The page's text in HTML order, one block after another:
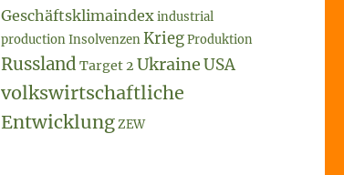
Geschäftsklimaindexindustrial
productionInsolvenzenKriegProduktion
Russland Target 2 UkraineUSA
volkswirtschaftliche
EntwicklungZEW